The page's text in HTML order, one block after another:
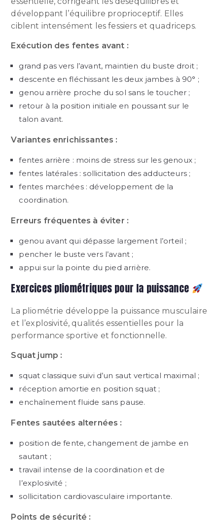
développant l’équilibre proprioceptif. Elles
ciblent intensément les fessiers et quadriceps.
Exécution des fentes avant :
grand pas vers l’avant, maintien du buste droit ;
descente en fléchissant les deux jambes à 90° ;
genou arrière proche du sol sans le toucher ;
retour à la position initiale en poussant sur le
talon avant.
Variantes enrichissantes :
fentes arrière : moins de stress sur les genoux ;
fentes latérales : sollicitation des adducteurs ;
fentes marchées : développement de la
coordination.
Erreurs fréquentes à éviter :
genou avant qui dépasse largement l’orteil ;
pencher le buste vers l’avant ;
appui sur la pointe du pied arrière.
Exercices pliométriques pour la puissance
La pliométrie développe la puissance musculaire
et l’explosivité, qualités essentielles pour la
performance sportive et fonctionnelle.
Squat jump :
squat classique suivi d’un saut vertical maximal ;
réception amortie en position squat ;
enchaînement fluide sans pause.
Fentes sautées alternées :
position de fente, changement de jambe en
sautant ;
travail intense de la coordination et de
l’explosivité ;
sollicitation cardiovasculaire importante.
Points de sécurité :